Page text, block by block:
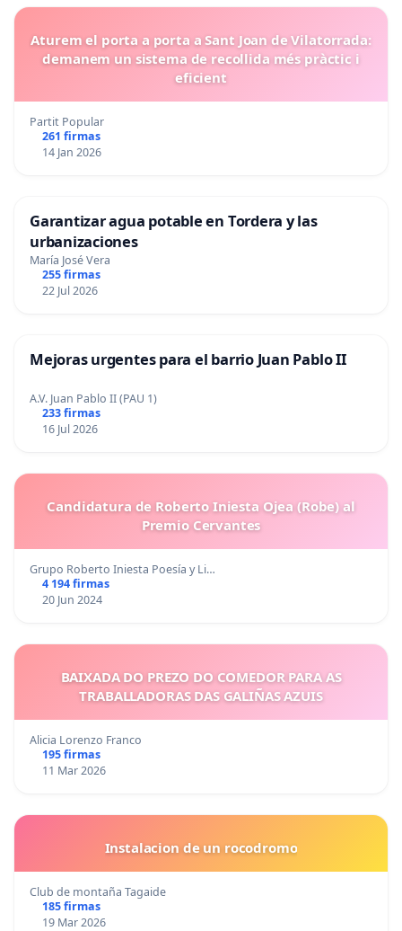
Aturem el porta a porta a Sant Joan de Vilatorrada:
demanem un sistema de recollida més pràctic i
eficient
Partit Popular
261 firmas
14 Jan 2026
Garantizar agua potable en Tordera y las
urbanizaciones
María José Vera
255 firmas
22 Jul 2026
Mejoras urgentes para el barrio Juan Pablo II
A.V. Juan Pablo II (PAU 1)
233 firmas
16 Jul 2026
Candidatura de Roberto Iniesta Ojea (Robe) al
Premio Cervantes
Grupo Roberto Iniesta Poesía y Li…
4 194 firmas
20 Jun 2024
BAIXADA DO PREZO DO COMEDOR PARA AS
TRABALLADORAS DAS GALIÑAS AZUIS
Alicia Lorenzo Franco
195 firmas
11 Mar 2026
Instalacion de un rocodromo
Club de montaña Tagaide
185 firmas
19 Mar 2026